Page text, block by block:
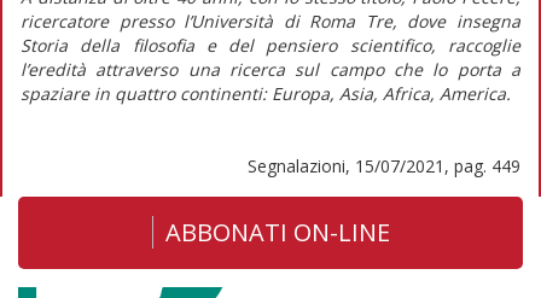
ricercatore presso l’Università di Roma Tre, dove insegna
Storia della filosofia e del pensiero scientifico, raccoglie
l’eredità attraverso una ricerca sul campo che lo porta a
spaziare in quattro continenti: Europa, Asia, Africa, America.
Segnalazioni, 15/07/2021, pag. 449
ABBONATI ON-LINE